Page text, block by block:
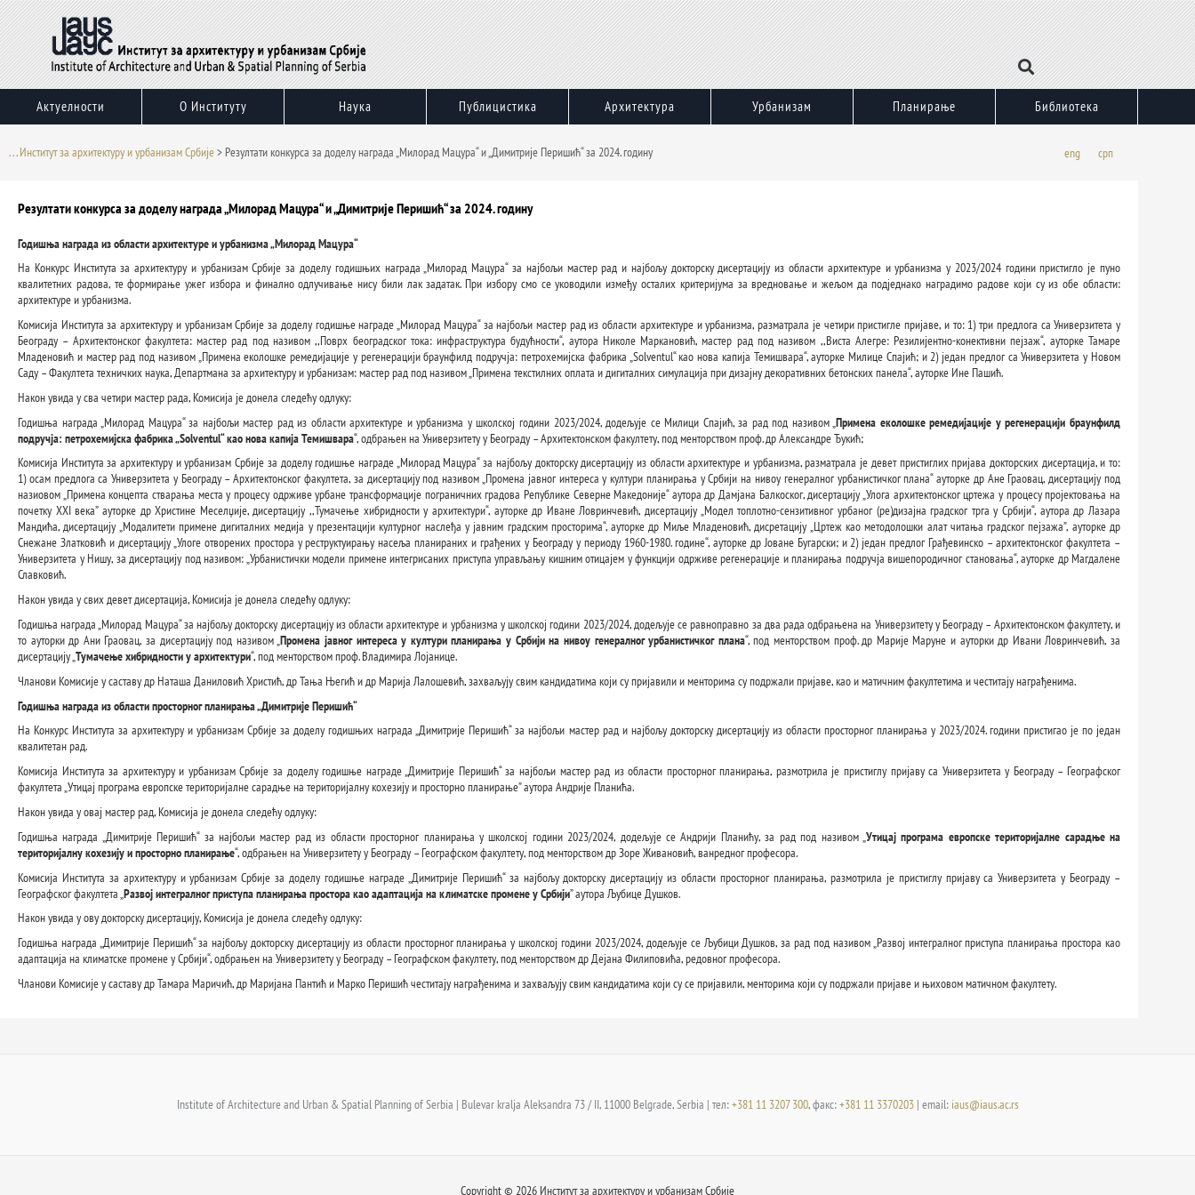
Пређи
Актуелности О Институту Наука Публицистика Архитектура Урбанизам Планирање Библиотека
. . . Институт за архитектуру и урбанизам Србије> Резултати конкурса за доделу награда „Милорад Мацура“ и „Димитрије Перишић“ за 2024. годину eng срп
Резултати конкурса за доделу награда „Милорад Мацура“ и „Димитрије Перишић“ за 2024. годину
Годишња награда из области архитектуре и урбанизма „Милорад Мацура“
На Конкурс Института за архитектуру и урбанизам Србије за доделу годишњих награда „Милорад Мацура“ за најбољи мастер рад и најбољу докторску дисертацију из области архитектуре и урбанизма у 2023/2024 години пристигло је пуно
квалитетних радова, те формирање ужег избора и финално одлучивање нису били лак задатак. При избору смо се уководили између осталих критеријума за вредновање и жељом да подједнако наградимо радове који су из обе области:
архитектуре и урбанизма.
Комисија Института за архитектуру и урбанизам Србије за доделу годишње награде „Милорад Мацура“ за најбољи мастер рад из области архитектуре и урбанизма, разматрала је четири пристигле пријаве, и то: 1) три предлога са Универзитета у
Београду – Архитектонског факултета: мастер рад под називом ,,Поврх београдског тока: инфраструктура будућности“, аутора Николе Маркановић, мастер рад под називом ,,Виста Алегре: Резилијентно-конективни пејзаж“, ауторке Тамаре
Младеновић и мастер рад под називом „Примена еколошке ремедијације у регенерацији браунфилд подручја: петрохемијска фабрика „Solventul“ као нова капија Темишвара“, ауторке Милице Спајић; и 2) један предлог са Универзитета у Новом
Саду – Факултета техничких наука, Департмана за архитектуру и урбанизам: мастер рад под називом „Примена текстилних оплата и дигиталних симулација при дизајну декоративних бетонских панела“, ауторке Ине Пашић.
Након увида у сва четири мастер рада, Комисија је донела следећу одлуку:
Годишња награда „Милорад Мацура“ за најбољи мастер рад из области архитектуре и урбанизма у школској години 2023/2024, додељује се Милици Спајић, за рад под називом „Примена еколошке ремедијације у регенерацији браунфилд
подручја: петрохемијска фабрика „Solventul“ као нова капија Темишвара“, одбрањен на Универзитету у Београду – Архитектонском факултету, под менторством проф. др Александре Ђукић;
Комисија Института за архитектуру и урбанизам Србије за доделу годишње награде „Милорад Мацура“ за најбољу докторску дисертацију из области архитектуре и урбанизма, разматрала је девет пристиглих пријава докторских дисертација, и то:
1) осам предлога са Универзитета у Београду – Архитектонског факултета, за дисертацију под називом „Промена јавног интереса у култури планирања у Србији на нивоу генералног урбанистичког плана“ ауторке др Ане Граовац, дисертацију под
назиовом „Примена концепта стварања места у процесу одрживе урбане трансформације пограничних градова Републике Северне Македоније“ аутора др Дамјана Балкоског, дисертацију „Улога архитектонског цртежа у процесу пројектовања на
почетку XXI века” ауторке др Христине Меселџије, дисертацију ,,Тумачење хибридности у архитектури“, ауторке др Иване Ловринчевић, дисертацију „Модел топлотно-сензитивног урбаног (ре)дизајна градског трга у Србији“, аутора др Лазара
Мандића, дисертацију „Модалитети примене дигиталних медија у презентацији културног наслеђа у јавним градским просторима“, ауторке др Миље Младеновић, дисретацију „Цртеж као методолошки алат читања градског пејзажа”, ауторке др
Снежане Златковић и дисертацију „Улоге отворених простора у реструктуирању насеља планираних и грађених у Београду у периоду 1960-1980. годинe“, ауторке др Јоване Бугарски; и 2) један предлог Грађевинско – архитектонског факултета –
Универзитета у Нишу, за дисертацију под називом: „Урбанистички модели примене интегрисаних приступа управљању кишним отицајем у функцији одрживе регенерације и планирања подручја вишепородичног становања“, ауторке др Магдалене
Славковић.
Након увида у свих девет дисертација, Комисија је донела следећу одлуку:
Годишња награда „Милорад Мацура“ за најбољу докторску дисертацију из области архитектуре и урбанизма у школској години 2023/2024, додељује се равноправно за два рада одбрањена на Универзитету у Београду – Архитектонском факултету, и
то ауторки др Ани Граовац, за дисертацију под називом „Промена јавног интереса у култури планирања у Србији на нивоу генералног урбанистичког плана“, под менторством проф. др Марије Маруне и ауторки др Ивани Ловринчевић, за
дисертацију „Тумачење хибридности у архитектури“, под менторством проф. Владимира Лојанице.
Чланови Комисије у саставу др Наташа Даниловић Христић, др Тања Његић и др Марија Лалошевић, захваљују свим кандидатима који су пријавили и менторима су подржали пријаве, као и матичним факултетима и честитају награђенима.
Годишња награда из области просторног планирања „Димитрије Перишић“
На Конкурс Института за архитектуру и урбанизам Србије за доделу годишњих награда „Димитрије Перишић“ за најбољи мастер рад и најбољу докторску дисертацију из области просторног планирања у 2023/2024. години пристигао је по један
квалитетан рад.
Комисија Института за архитектуру и урбанизам Србије за доделу годишње награде „Димитрије Перишић“ за најбољи мастер рад из области просторног планирања, размотрила је пристиглу пријаву са Универзитета у Београду – Географског
факултета „Утицај програма европске територијалне сарадње на територијалну кохезију и просторно планирање” аутора Андрије Планића.
Након увида у овај мастер рад, Комисија је донела следећу одлуку:
Годишња награда „Димитрије Перишић“ за најбољи мастер рад из области просторног планирања у школској години 2023/2024, додељује се Андрији Планићу, за рад под називом „Утицај програма европске територијалне сарадње на
територијалну кохезију и просторно планирање“, одбрањен на Универзитету у Београду – Географском факултету, под менторством др Зоре Живановић, ванредног професора.
Комисија Института за архитектуру и урбанизам Србије за доделу годишње награде „Димитрије Перишић“ за најбољу докторску дисертацију из области просторног планирања, размотрила је пристиглу пријаву са Универзитета у Београду –
Географског факултета „Развој интегралног приступа планирања простора као адаптација на климатске промене у Србији” аутора Љубице Душков.
Након увида у ову докторску дисертацију, Комисија је донела следећу одлуку:
Годишња награда „Димитрије Перишић“ за најбољу докторску дисертацију из области просторног планирања у школској години 2023/2024, додељује се Љубици Душков, за рад под називом „Развој интегралног приступа планирања простора као
адаптација на климатске промене у Србији“, одбрањен на Универзитету у Београду – Географском факултету, под менторством др Дејана Филиповића, редовног професора.
Чланови Комисије у саставу др Тамара Маричић, др Маријана Пантић и Марко Перишић честитају награђенима и захваљују свим кандидатима који су се пријавили, менторима који су подржали пријаве и њиховом матичном факултету.
Institute of Architecture and Urban & Spatial Planning of Serbia | Bulevar kralja Aleksandra 73 / II, 11000 Belgrade, Serbia | тел:+381 11 3207 300, факс:+381 11 3370203| email: iaus@iaus.ac.rs
Copyright © 2026 Институт за архитектуру и урбанизам Србије